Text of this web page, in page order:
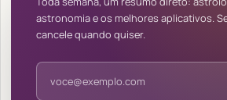
astronomia e os melhores aplicativos.
cancele quando quiser.
Endereço de e-mail